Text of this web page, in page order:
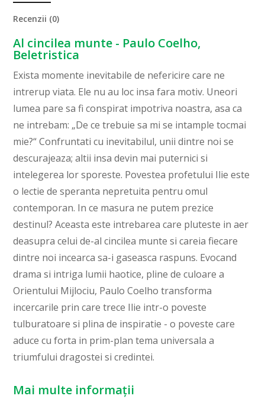
Recenzii (0)
Al cincilea munte - Paulo Coelho,
Beletristica
Exista momente inevitabile de nefericire care ne
intrerup viata. Ele nu au loc insa fara motiv. Uneori
lumea pare sa fi conspirat impotriva noastra, asa ca
ne intrebam: „De ce trebuie sa mi se intample tocmai
mie?“ Confruntati cu inevitabilul, unii dintre noi se
descurajeaza; altii insa devin mai puternici si
intelegerea lor sporeste. Povestea profetului Ilie este
o lectie de speranta nepretuita pentru omul
contemporan. In ce masura ne putem prezice
destinul? Aceasta este intrebarea care pluteste in aer
deasupra celui de-al cincilea munte si careia fiecare
dintre noi incearca sa-i gaseasca raspuns. Evocand
drama si intriga lumii haotice, pline de culoare a
Orientului Mijlociu, Paulo Coelho transforma
incercarile prin care trece Ilie intr-o poveste
tulburatoare si plina de inspiratie - o poveste care
aduce cu forta in prim-plan tema universala a
triumfului dragostei si credintei.
Mai multe informații